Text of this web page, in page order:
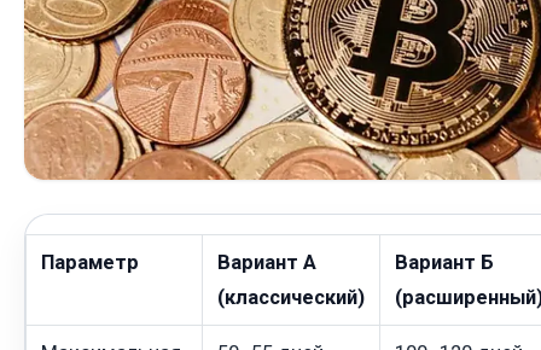
Параметр
Вариант А
(классический)
Вариант Б